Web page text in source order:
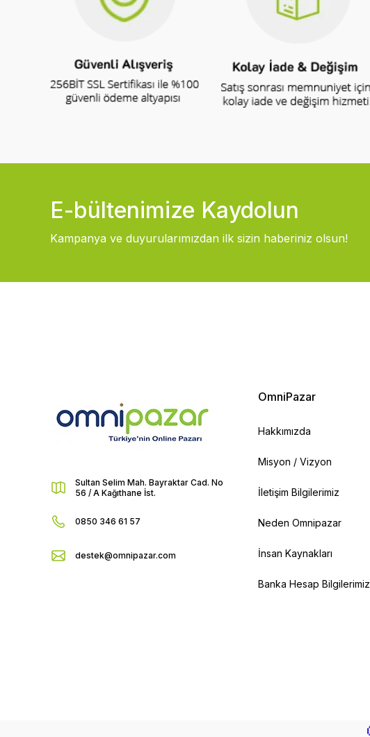
E-bültenimize Kaydolun
Kampanya ve duyurularımızdan ilk sizin haberiniz olsun!
Sultan Selim Mah. Bayraktar Cad. No
56 / A Kağıthane İst.
0850 346 61 57
destek@omnipazar.com
OmniPazar
Hakkımızda
Misyon / Vizyon
İletişim Bilgilerimiz
Neden Omnipazar
İnsan Kaynakları
Banka Hesap Bilgilerimiz